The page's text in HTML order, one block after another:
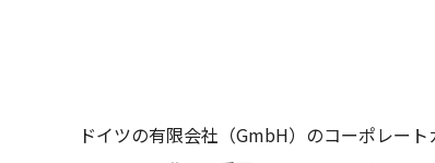
ドイツの有限会社（GmbH）のコーポレー